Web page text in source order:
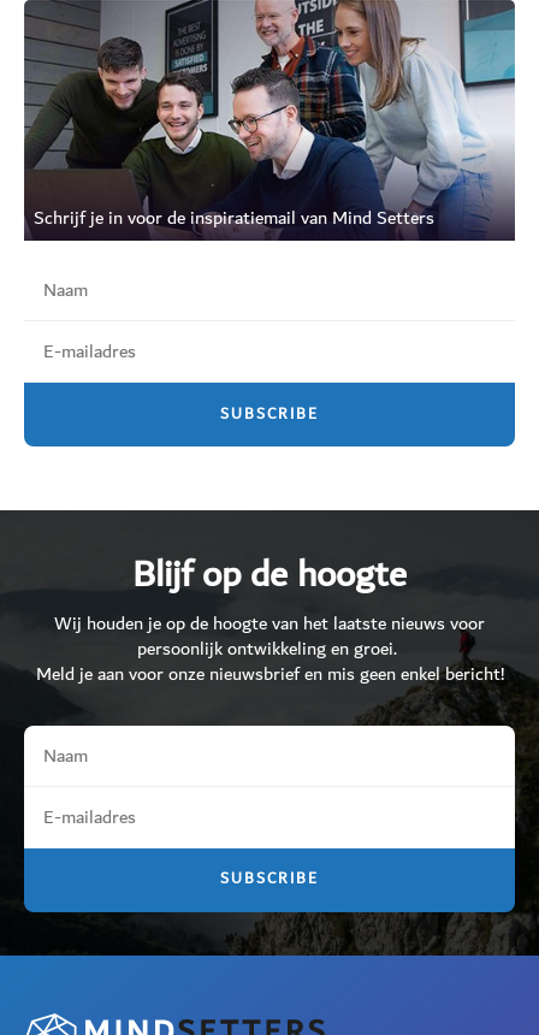
Schrijf je in voor de inspiratiemail van Mind Setters
Blijf op de hoogte
Wij houden je op de hoogte van het laatste nieuws voor
persoonlijk ontwikkeling en groei.
Meld je aan voor onze nieuwsbrief en mis geen enkel bericht!